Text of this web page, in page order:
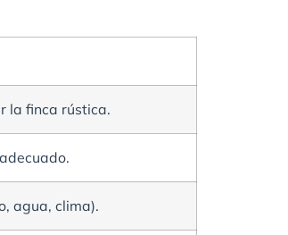
la finca rústica.
agua, clima).